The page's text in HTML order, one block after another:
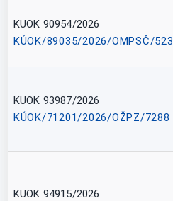
KUOK 90954/2026
KÚOK/89035/2026/OMPSČ/523
KUOK 93987/2026
KÚOK/71201/2026/OŽPZ/7288
KUOK 94915/2026